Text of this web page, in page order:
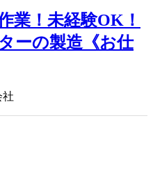
業！未経験OK！
ーの製造《お仕
社